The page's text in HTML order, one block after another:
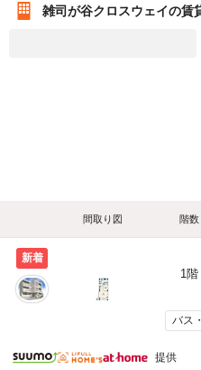
雑司が谷クロスウェイの賃
間取り図 階数
新着
1階
バス
提供